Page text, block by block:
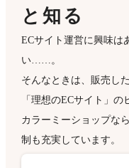
と知る
ECサイト運営に興味は
い……。
そんなときは、販売し
「理想のECサイト」の
カラーミーショップな
制も充実しています。